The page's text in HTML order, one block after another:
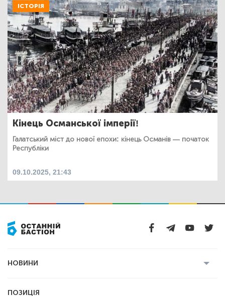
ІСТОРІЯ
Кінець Османської імперії!
Галатський міст до нової епохи: кінець Османів — початок
Республіки
09.10.2025, 21:43
НОВИНИ
ПОЗИЦІЯ